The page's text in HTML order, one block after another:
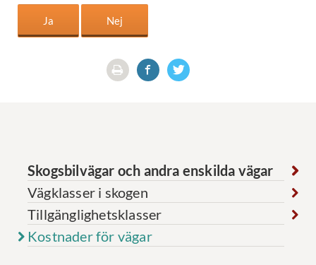
Skogsbilvägar och andra enskilda vägar
Vägklasser i skogen
Tillgänglighetsklasser
Kostnader för vägar